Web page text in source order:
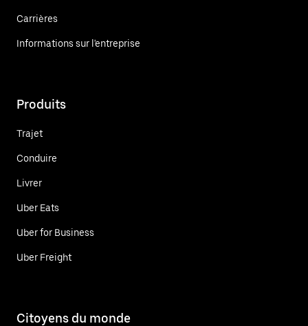
Carrières
Informations sur l'entreprise
Produits
Trajet
Conduire
Livrer
Uber Eats
Uber for Business
Uber Freight
Citoyens du monde